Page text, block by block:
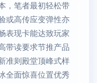
，笔者最初轻松带
或高传应变弹性亦
表现卡能达致玩家
带读要求节推产品
准则殿堂顶峰式样
全面惊喜位置优秀